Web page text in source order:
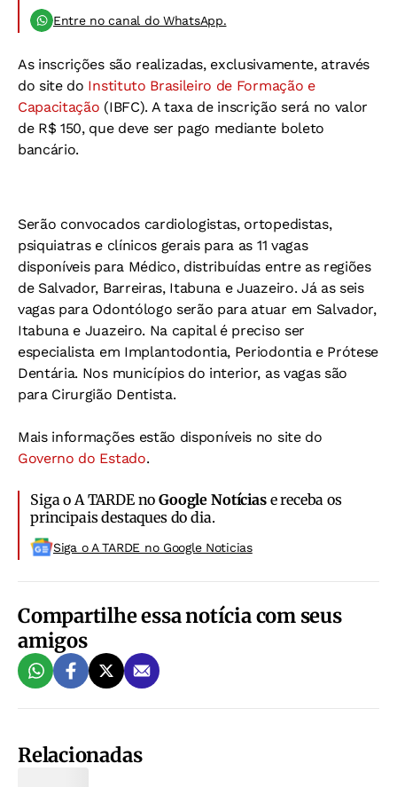
Entre no canal do WhatsApp.
As inscrições são realizadas, exclusivamente, através
do site do Instituto Brasileiro de Formação e
Capacitação (IBFC). A taxa de inscrição será no valor
de R$ 150, que deve ser pago mediante boleto
bancário.
Serão convocados cardiologistas, ortopedistas,
psiquiatras e clínicos gerais para as 11 vagas
disponíveis para Médico, distribuídas entre as regiões
de Salvador, Barreiras, Itabuna e Juazeiro. Já as seis
vagas para Odontólogo serão para atuar em Salvador,
Itabuna e Juazeiro. Na capital é preciso ser
especialista em Implantodontia, Periodontia e Prótese
Dentária. Nos municípios do interior, as vagas são
para Cirurgião Dentista.
Mais informações estão disponíveis no site do
Governo do Estado.
Siga o A TARDE noGoogle Notíciase receba os
principais destaques do dia.
Siga o A TARDE no Google Noticias
Compartilhe essa notícia com seus
amigos
Relacionadas